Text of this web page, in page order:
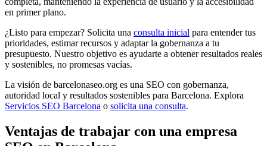
en primer plano.
¿Listo para empezar? Solicita una consulta inicial para entender tus
prioridades, estimar recursos y adaptar la gobernanza a tu
presupuesto. Nuestro objetivo es ayudarte a obtener resultados reales
y sostenibles, no promesas vacías.
La visión de barcelonaseo.org es una SEO con gobernanza,
autoridad local y resultados sostenibles para Barcelona. Explora
Servicios SEO Barcelona o solicita una consulta.
Ventajas de trabajar con una empresa